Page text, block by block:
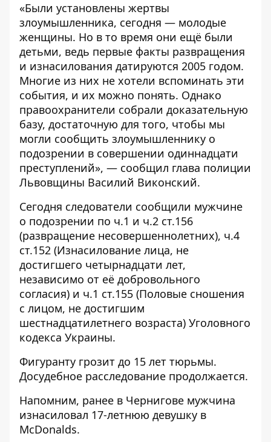
«Были установлены жертвы
злоумышленника, сегодня — молодые
женщины. Но в то время они ещё были
детьми, ведь первые факты развращения
и изнасилования датируются 2005 годом.
Многие из них не хотели вспоминать эти
события, и их можно понять. Однако
правоохранители собрали доказательную
базу, достаточную для того, чтобы мы
могли сообщить злоумышленнику о
подозрении в совершении одиннадцати
преступлений», — сообщил глава полиции
Львовщины Василий Виконский.
Сегодня следователи сообщили мужчине
о подозрении по ч.1 и ч.2 ст.156
(развращение несовершеннолетних), ч.4
ст.152 (Изнасилование лица, не
достигшего четырнадцати лет,
независимо от её добровольного
согласия) и ч.1 ст.155 (Половые сношения
с лицом, не достигшим
шестнадцатилетнего возраста) Уголовного
кодекса Украины.
Фигуранту грозит до 15 лет тюрьмы.
Досудебное расследование продолжается.
Напомним, ранее в Чернигове мужчина
изнасиловал 17-летнюю девушку в
McDonalds.